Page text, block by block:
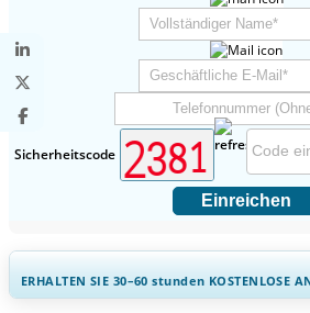
Sicherheitscode
Einreichen
ERHALTEN SIE 30–60stunden KOSTENLOSE